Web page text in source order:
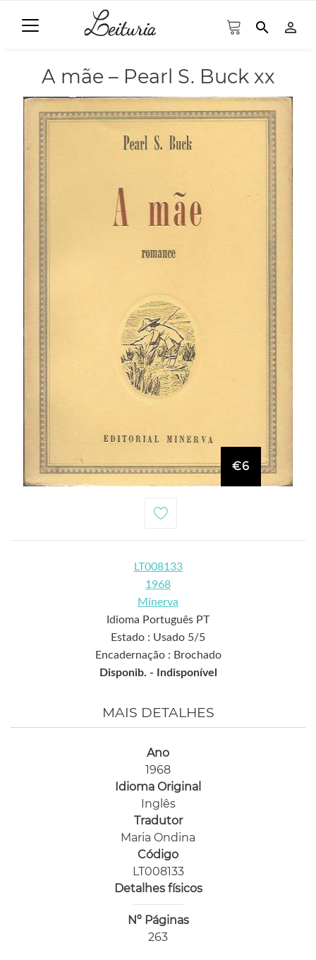
search person_outline
A mãe – Pearl S. Buck xx
€6
LT008133
1968
Minerva
Idioma Português PT
Estado : Usado 5/5
Encadernação : Brochado
Disponib. -
Indisponível
MAIS DETALHES
Ano
1968
Idioma Original
Inglês
Tradutor
Maria Ondina
Código
LT008133
Detalhes físicos
Nº Páginas
263